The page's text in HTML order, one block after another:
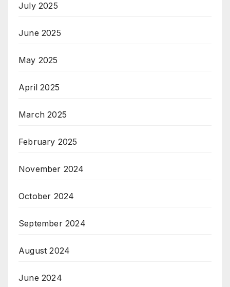
July 2025
June 2025
May 2025
April 2025
March 2025
February 2025
November 2024
October 2024
September 2024
August 2024
June 2024